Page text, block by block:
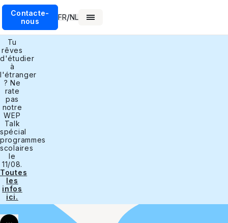
Contacte-
nous
FR/NL
Tu
rêves
d'étudier
à
l'étranger
? Ne
rate
pas
notre
WEP
Talk
spécial
programmes
scolaires
le
11/08.
Toutes
les
infos
ici.